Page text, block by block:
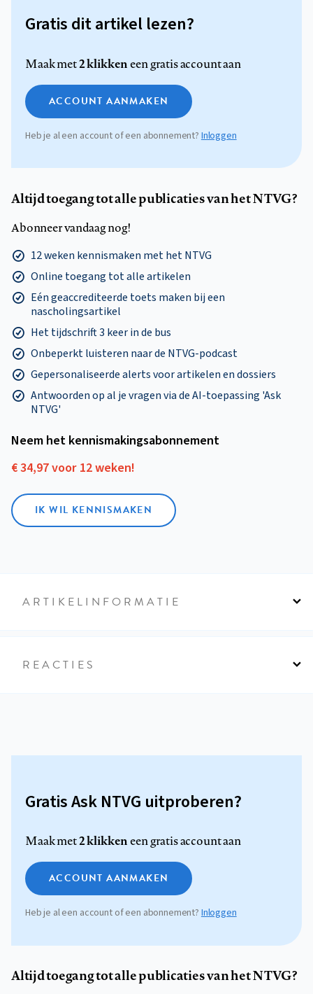
Gratis dit artikel lezen?
Maak met2 klikkeneen gratis account aan
ACCOUNT AANMAKEN
Heb je al een account of een abonnement? Inloggen
Altijd toegang tot alle publicaties van het NTVG?
Abonneer vandaag nog!
12 weken kennismaken met het NTVG
Online toegang tot alle artikelen
Eén geaccrediteerde toets maken bij een
nascholingsartikel
Het tijdschrift 3 keer in de bus
Onbeperkt luisteren naar de NTVG-podcast
Gepersonaliseerde alerts voor artikelen en dossiers
Antwoorden op al je vragen via de AI-toepassing 'Ask
NTVG'
Neem het kennismakings­abonnement
€ 34,97 voor 12 weken!
IK WIL KENNISMAKEN
ARTIKELINFORMATIE
REACTIES
Gratis Ask NTVG uitproberen?
Maak met2 klikkeneen gratis account aan
ACCOUNT AANMAKEN
Heb je al een account of een abonnement?Inloggen
Altijd toegang tot alle publicaties van het NTVG?